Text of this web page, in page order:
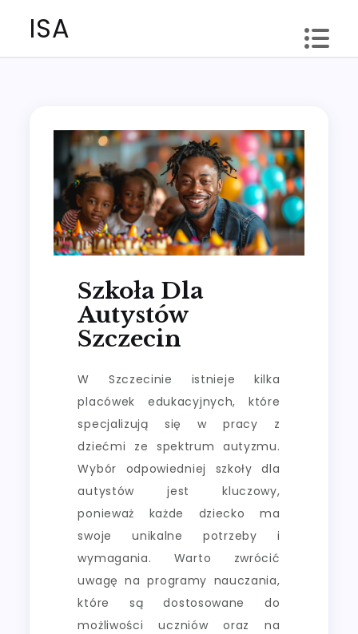
ISA
Szkoła Dla
Autystów
Szczecin
W Szczecinie istnieje kilka
placówek edukacyjnych, które
specjalizują się w pracy z
dziećmi ze spektrum autyzmu.
Wybór odpowiedniej szkoły dla
autystów jest kluczowy,
ponieważ każde dziecko ma
swoje unikalne potrzeby i
wymagania. Warto zwrócić
uwagę na programy nauczania,
które są dostosowane do
możliwości uczniów oraz na